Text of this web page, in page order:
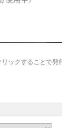
ックすることで発